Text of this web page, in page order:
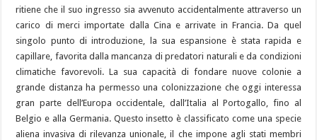
ritiene che il suo ingresso sia avvenuto accidentalmente attraverso un
carico di merci importate dalla Cina e arrivate in Francia. Da quel
singolo punto di introduzione, la sua espansione è stata rapida e
capillare, favorita dalla mancanza di predatori naturali e da condizioni
climatiche favorevoli. La sua capacità di fondare nuove colonie a
grande distanza ha permesso una colonizzazione che oggi interessa
gran parte dell’Europa occidentale, dall’Italia al Portogallo, fino al
Belgio e alla Germania. Questo insetto è classificato come una specie
aliena invasiva di rilevanza unionale, il che impone agli stati membri